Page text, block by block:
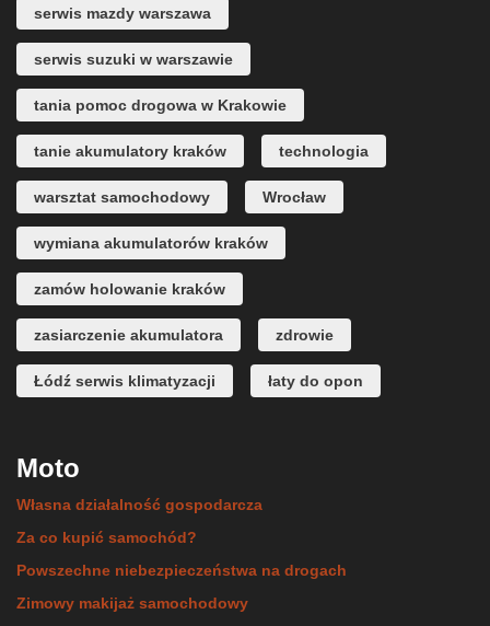
serwis mazdy warszawa
serwis suzuki w warszawie
tania pomoc drogowa w Krakowie
tanie akumulatory kraków technologia
warsztat samochodowy Wrocław
wymiana akumulatorów kraków
zamów holowanie kraków
zasiarczenie akumulatora zdrowie
Łódź serwis klimatyzacji łaty do opon
Moto
Własna działalność gospodarcza
Za co kupić samochód?
Powszechne niebezpieczeństwa na drogach
Zimowy makijaż samochodowy